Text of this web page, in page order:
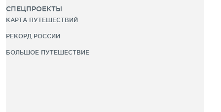
СПЕЦПРОЕКТЫ
КАРТА ПУТЕШЕСТВИЙ
РЕКОРД РОССИИ
БОЛЬШОЕ ПУТЕШЕСТВИЕ